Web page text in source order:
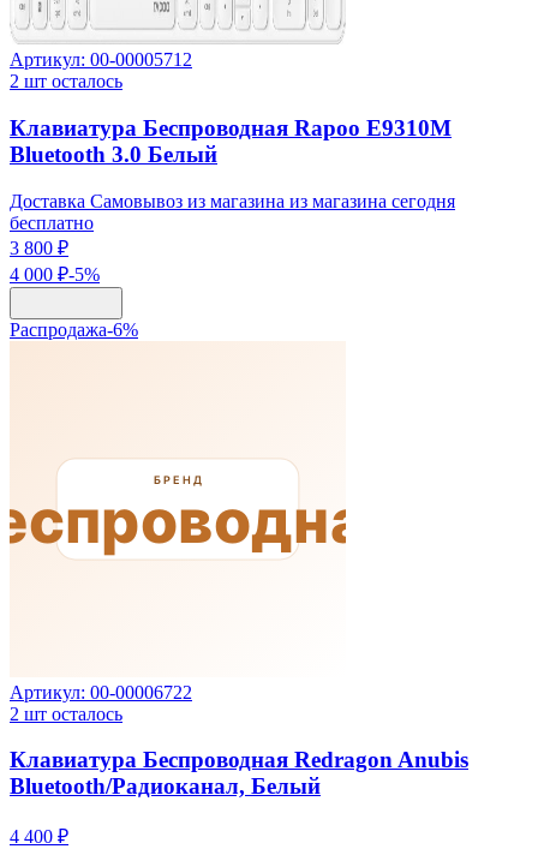
Артикул: 00-00005712
2 шт осталось
Клавиатура Беспроводная Rapoo E9310M
Bluetooth 3.0 Белый
Доставка Самовывоз из магазина из магазина сегодня
бесплатно
3 800 ₽
4 000 ₽-5%
Распродажа-6%
Артикул: 00-00006722
2 шт осталось
Клавиатура Беспроводная Redragon Anubis
Bluetooth/Радиоканал, Белый
4 400 ₽